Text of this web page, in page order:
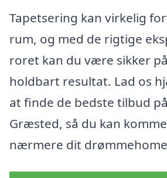
Tapetsering kan virkelig
rum, og med de rigtige
roret kan du være sikker
holdbart resultat. Lad os
at finde de bedste tilbud
Græsted, så du kan
nærmere dit